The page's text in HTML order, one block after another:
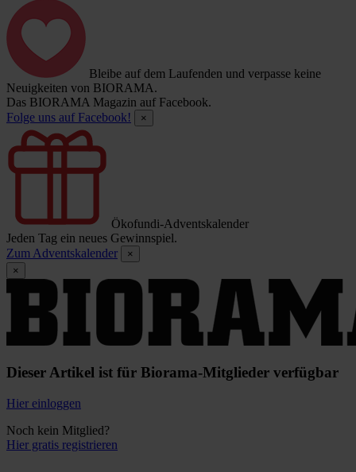
Bleibe auf dem Laufenden und verpasse keine
Neuigkeiten von BIORAMA.
Das BIORAMA Magazin auf Facebook.
Folge uns auf Facebook!
×
Ökofundi-Adventskalender
Jeden Tag ein neues Gewinnspiel.
Zum Adventskalender
×
×
Dieser Artikel ist für Biorama-Mitglieder verfügbar
Hier einloggen
Noch kein Mitglied?
Hier gratis registrieren